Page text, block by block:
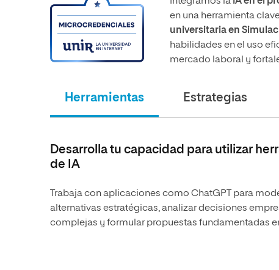
en una herramienta
universitaria en
habilidades en el uso
mercado laboral y
Herramientas Estrategias
Desarrolla tu capacidad para utilizar
de IA
Trabaja con aplicaciones como ChatGPT para
alternativas estratégicas, analizar decisiones
complejas y formular propuestas fundamentadas